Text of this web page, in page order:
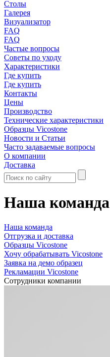
Столы
Галерея
Визуализатор
FAQ
FAQ
Частые вопросы
Советы по уходу
Характеристики
Где купить
Где купить
Контакты
Цены
Производство
Технические характеристики
Образцы Vicostone
Новости и Статьи
Часто задаваемые вопросы
О компании
Доставка
Наша команда
Наша команда
Отгрузка и доставка
Образцы Vicostone
Хочу обрабатывать Vicostone
Заявка на демо образец
Рекламации Vicostone
Сотрудники компании